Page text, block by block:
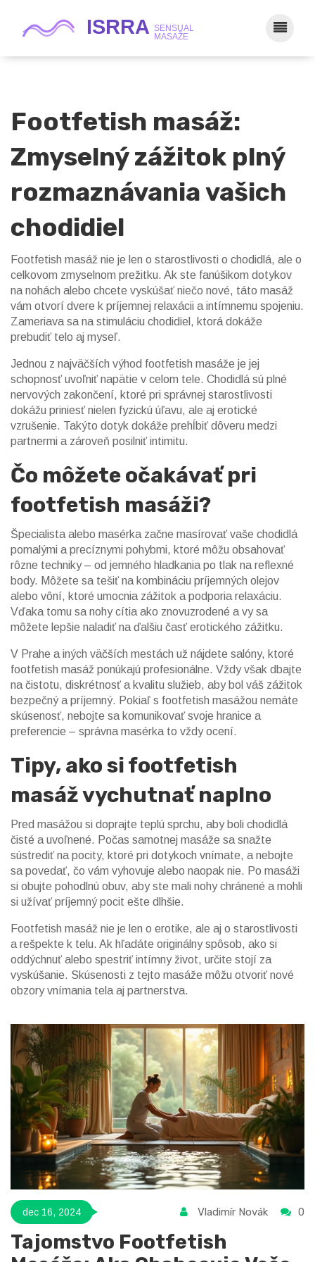
Footfetish masáž:
Zmyselný zážitok plný
rozmaznávania vašich
chodidiel
Footfetish masáž nie je len o starostlivosti o chodidlá, ale o
celkovom zmyselnom prežitku. Ak ste fanúšikom dotykov
na nohách alebo chcete vyskúšať niečo nové, táto masáž
vám otvorí dvere k príjemnej relaxácii a intímnemu spojeniu.
Zameriava sa na stimuláciu chodidiel, ktorá dokáže
prebudiť telo aj myseľ.
Jednou z najväčších výhod footfetish masáže je jej
schopnosť uvoľniť napätie v celom tele. Chodidlá sú plné
nervových zakončení, ktoré pri správnej starostlivosti
dokážu priniesť nielen fyzickú úľavu, ale aj erotické
vzrušenie. Takýto dotyk dokáže prehĺbiť dôveru medzi
partnermi a zároveň posilniť intimitu.
Čo môžete očakávať pri
footfetish masáži?
Špecialista alebo masérka začne masírovať vaše chodidlá
pomalými a precíznymi pohybmi, ktoré môžu obsahovať
rôzne techniky – od jemného hladkania po tlak na reflexné
body. Môžete sa tešiť na kombináciu príjemných olejov
alebo vôní, ktoré umocnia zážitok a podporia relaxáciu.
Vďaka tomu sa nohy cítia ako znovuzrodené a vy sa
môžete lepšie naladiť na ďalšiu časť erotického zážitku.
V Prahe a iných väčších mestách už nájdete salóny, ktoré
footfetish masáž ponúkajú profesionálne. Vždy však dbajte
na čistotu, diskrétnosť a kvalitu služieb, aby bol váš zážitok
bezpečný a príjemný. Pokiaľ s footfetish masážou nemáte
skúsenosť, nebojte sa komunikovať svoje hranice a
preferencie – správna masérka to vždy ocení.
Tipy, ako si footfetish
masáž vychutnať naplno
Pred masážou si doprajte teplú sprchu, aby boli chodidlá
čisté a uvoľnené. Počas samotnej masáže sa snažte
sústrediť na pocity, ktoré pri dotykoch vnímate, a nebojte
sa povedať, čo vám vyhovuje alebo naopak nie. Po masáži
si obujte pohodlnú obuv, aby ste mali nohy chránené a mohli
si užívať príjemný pocit ešte dlhšie.
Footfetish masáž nie je len o erotike, ale aj o starostlivosti
a rešpekte k telu. Ak hľadáte originálny spôsob, ako si
oddýchnuť alebo spestriť intímny život, určite stojí za
vyskúšanie. Skúsenosti z tejto masáže môžu otvoriť nové
obzory vnímania tela aj partnerstva.
dec 16, 2024 Vladimír Novák 0
Tajomstvo Footfetish